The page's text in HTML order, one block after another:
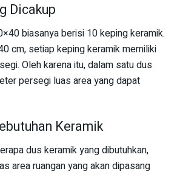
Dicakup
biasanya berisi 10 keping keramik.
cm, setiap keping keramik memiliki
Oleh karena itu, dalam satu dus
persegi luas area yang dapat
Keramik
dus keramik yang dibutuhkan,
area ruangan yang akan dipasang